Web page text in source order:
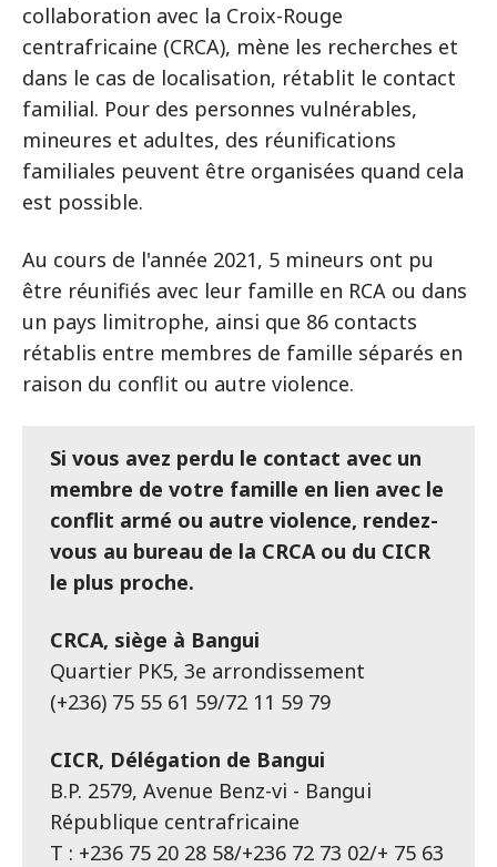
collaboration avec la Croix-Rouge
centrafricaine (CRCA), mène les recherches et
dans le cas de localisation, rétablit le contact
familial. Pour des personnes vulnérables,
mineures et adultes, des réunifications
familiales peuvent être organisées quand cela
est possible.
Au cours de l'année 2021, 5 mineurs ont pu
être réunifiés avec leur famille en RCA ou dans
un pays limitrophe, ainsi que 86 contacts
rétablis entre membres de famille séparés en
raison du conflit ou autre violence.
Si vous avez perdu le contact avec un
membre de votre famille en lien avec le
conflit armé ou autre violence, rendez-
vous au bureau de la CRCA ou du CICR
le plus proche.
CRCA, siège à Bangui
Quartier PK5, 3e arrondissement
(+236) 75 55 61 59/72 11 59 79
CICR, Délégation de Bangui
B.P. 2579, Avenue Benz-vi - Bangui
République centrafricaine
T : +236 75 20 28 58/+236 72 73 02/+ 75 63